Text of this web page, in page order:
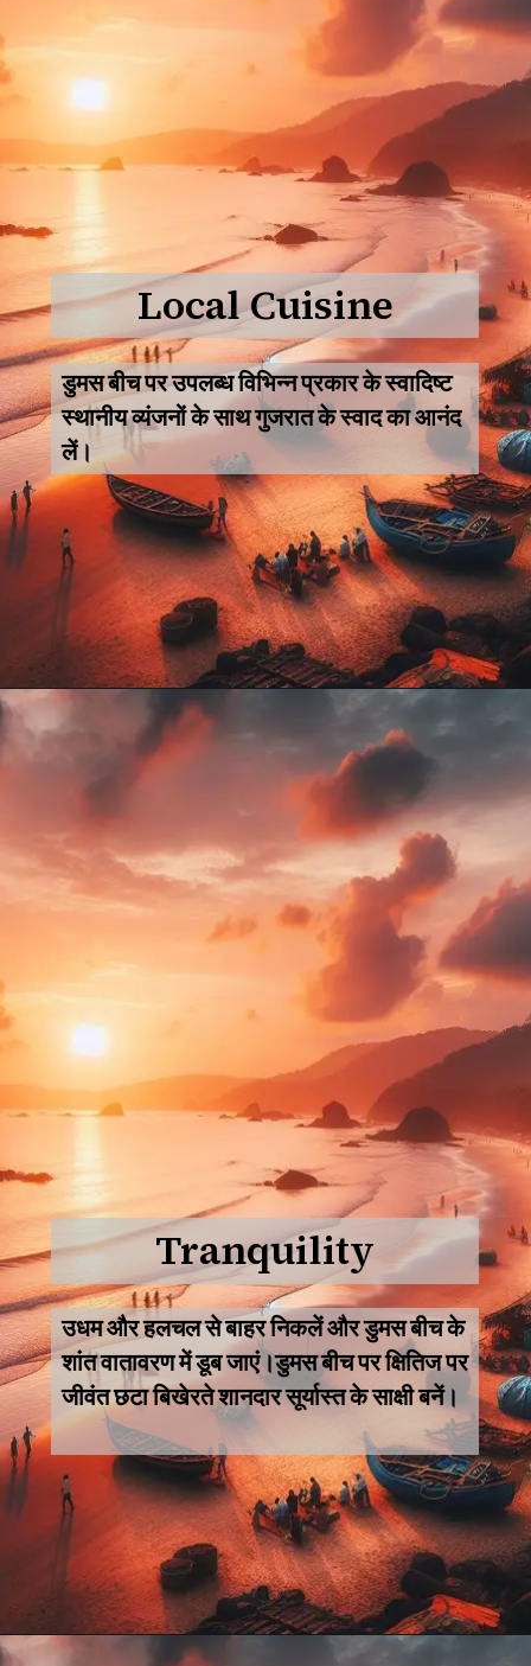
Local Cuisine
डुमस बीच पर उपलब्ध विभिन्न प्रकार के स्वादिष्ट
स्थानीय व्यंजनों के साथ गुजरात के स्वाद का आनंद
लें।
Tranquility
उधम और हलचल से बाहर निकलें और डुमस बीच के
शांत वातावरण में डूब जाएं।डुमस बीच पर क्षितिज पर
जीवंत छटा बिखेरते शानदार सूर्यास्त के साक्षी बनें।